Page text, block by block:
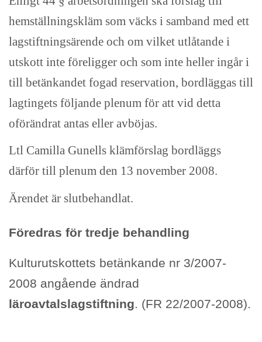
hemställningskläm som väcks i samband med ett
lagstiftningsärende och om vilket utlåtande i
utskott inte föreligger och som inte heller ingår i
till betänkandet fogad reservation, bordläggas till
lagtingets följande plenum för att vid detta
oförändrat antas eller avböjas.
Ltl Camilla Gunells klämförslag bordläggs
därför till plenum den 13 november 2008.
Ärendet är slutbehandlat.
Föredras för tredje behandling
Kulturutskottets betänkande nr 3/2007-
2008 angående ändrad
läroavtalslagstiftning. (FR 22/2007-2008).